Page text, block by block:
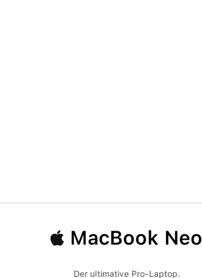
MacBook Neo
Der ultimative Pro-Laptop.